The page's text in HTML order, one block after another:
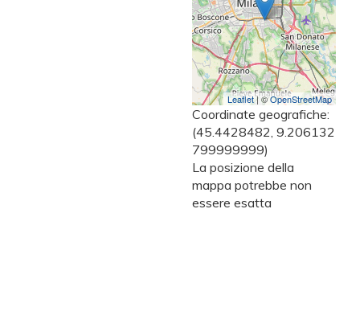
Leaflet| ©OpenStreetMap
Coordinate geografiche:
(45.4428482, 9.206132
799999999)
La posizione della
mappa potrebbe non
essere esatta